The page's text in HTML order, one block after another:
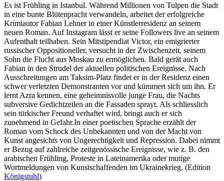
Es ist Frühling in Istanbul. Während Millionen von Tulpen die Stadt
in eine bunte Blütenpracht verwandeln, arbeitet der erfolgreiche
Krimiautor Fabian Lehner in einer Künstlerresidenz an seinem
neuen Roman. Auf Instagram lässt er seine Followers live an seinem
Aufenthalt teilhaben. Sein Mitstipendiat Victor, ein emigrierter
russischer Oppositioneller, versucht in der Zwischenzeit, seinem
Sohn die Flucht aus Moskau zu ermöglichen. Bald gerät auch
Fabian in den Strudel der aktuellen politischen Ereignisse. Nach
Ausschreitungen am Taksim-Platz findet er in der Residenz einen
schwer verletzten Demonstranten vor und kümmert sich um ihn. Er
lernt Azra kennen, eine geheimnisvolle junge Frau, die Nachts
subversive Gedichtzeilen an die Fassaden sprayt. Als schliesslich
sein türkischer Freund verhaftet wird, bringt auch er sich
zunehmend in Gefahr.In einer poetischen Sprache erzählt der
Roman vom Schock des Unbekannten und von der Macht von
Kunst angesichts von Ungerechtigkeit und Repression. Dabei nimmt
er Bezug auf zahlreiche zeitgenössische Ereignisse, wie z. B. den
arabischen Frühling, Proteste in Lateinamerika oder mutige
Wortmeldungen von Kunstschaffenden im Ukrainekrieg. (Edition
Königstuhl)